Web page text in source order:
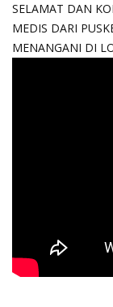
SELAMAT DAN
MEDIS DARI
MENANGANI DI